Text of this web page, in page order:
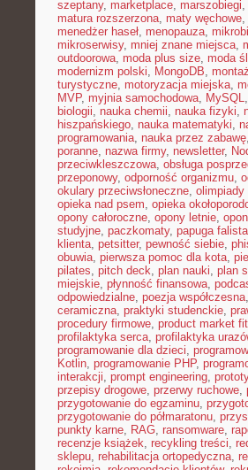
szeptany, marketplace, marszobiegi,
matura rozszerzona, maty węchowe,
menedżer haseł, menopauza,
mikroserwisy, mniej znane miejsca,
outdoorowa, moda plus size, moda
modernizm polski, MongoDB,
turystyczne, motoryzacja miejska,
MVP, myjnia samochodowa, MySQL,
biologii, nauka chemii, nauka fizyki,
hiszpańskiego, nauka matematyki,
programowania, nauka przez zabawę,
poranne, nazwa firmy, newsletter,
przeciwkleszczowa, obsługa
przeponowy, odporność organizmu,
okulary przeciwsłoneczne, olimpiady
opieka nad psem, opieka
opony całoroczne, opony letnie,
studyjne, paczkomaty, papuga falista
klienta, petsitter, pewność siebie,
obuwia, pierwsza pomoc dla kota,
pilates, pitch deck, plan nauki, plan
miejskie, płynność finansowa,
odpowiedzialne, poezja współczesna,
ceramiczna, praktyki studenckie,
procedury firmowe, product market fit
profilaktyka serca, profilaktyka
programowanie dla dzieci,
Kotlin, programowanie PHP,
interakcji, prompt engineering,
przepisy drogowe, przerwy ruchowe,
przygotowanie do egzaminu,
przygotowanie do półmaratonu,
punkty karne, RAG, ransomware,
recenzje książek, recykling treści,
sklepu, rehabilitacja ortopedyczna,